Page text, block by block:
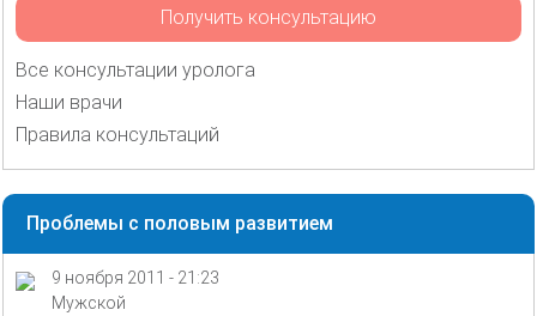
Получить консультацию
Все консультации уролога
Наши врачи
Правила консультаций
Проблемы с половым развитием
9 ноября 2011 - 21:23
Мужской